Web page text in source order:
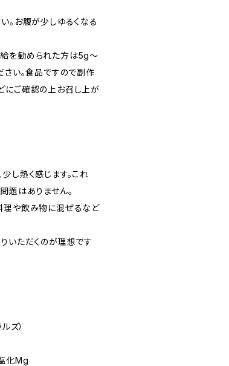
。お腹が少しゆるくなる
を勧められた方は5g～
い。食品ですので副作
にご確認の上お召し上が
し熱く感じます。これ
題はありません。
理や飲み物に混ぜるなど
いただくのが理想です
ルズ）
化Mg